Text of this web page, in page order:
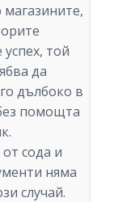
той
да
дълбоко в
помощта
сода и
няма
случай.